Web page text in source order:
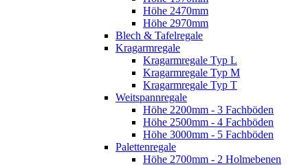
Höhe 2470mm
Höhe 2970mm
Blech & Tafelregale
Kragarmregale
Kragarmregale Typ L
Kragarmregale Typ M
Kragarmregale Typ T
Weitspannregale
Höhe 2200mm - 3 Fachböden
Höhe 2500mm - 4 Fachböden
Höhe 3000mm - 5 Fachböden
Palettenregale
Höhe 2700mm - 2 Holmebenen